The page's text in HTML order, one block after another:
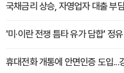
국채금리 상승, 자영업자 대출 부
'미·이란 전쟁 틈타 유가 담합' 정
휴대전화 개통에 안면인증 도입...